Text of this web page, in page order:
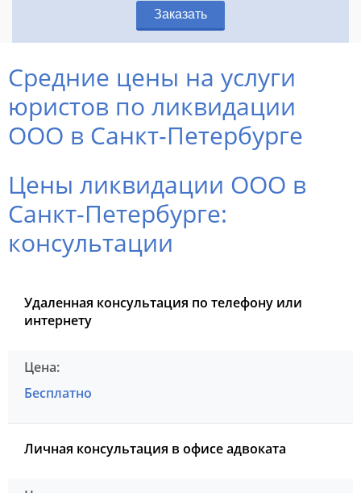
Заказать
Средние цены на услуги
юристов по ликвидации
ООО в Санкт-Петербурге
Цены ликвидации ООО в
Санкт-Петербурге:
консультации
Удаленная консультация по телефону или
интернету
Бесплатно
Личная консультация в офисе адвоката